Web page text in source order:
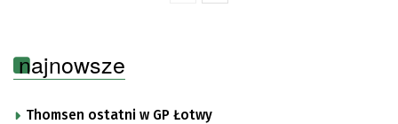
najnowsze
Thomsen ostatni w GP Łotwy